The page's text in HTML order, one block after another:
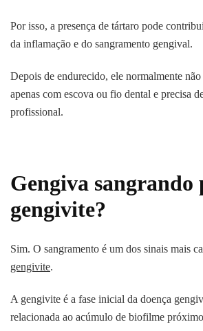
Por isso, a presença de tártaro pode
da inflamação e do sangramento gengival.
Depois de endurecido, ele normalmente
apenas com escova ou fio dental e precisa
profissional.
Gengiva sangrando
gengivite?
Sim. O sangramento é um dos sinais mais
gengivite.
A gengivite é a fase inicial da doença
relacionada ao acúmulo de biofilme